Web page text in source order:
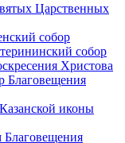
Царственных
собор
собор
Христова
Благовещения
иконы
Благовещения